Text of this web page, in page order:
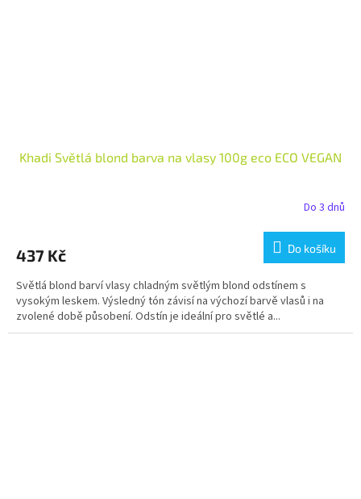
Khadi Světlá blond barva na vlasy 100g eco ECO VEGAN
Do 3 dnů
437 Kč Do košíku
Světlá blond barví vlasy chladným světlým blond odstínem s
vysokým leskem. Výsledný tón závisí na výchozí barvě vlasů i na
zvolené době působení. Odstín je ideální pro světlé a...